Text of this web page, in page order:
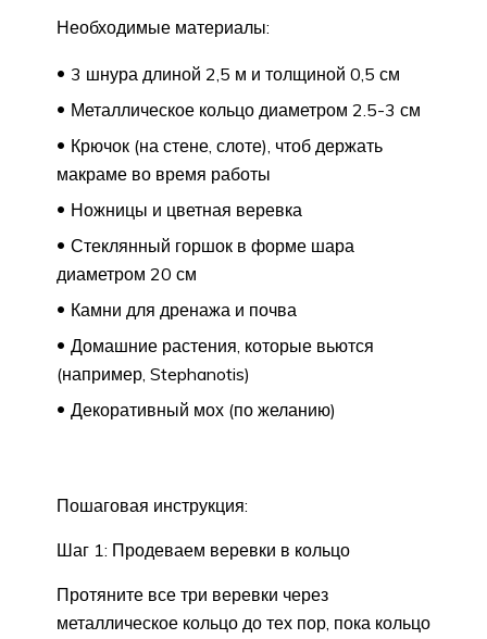
Необходимые материалы:
3 шнура длиной 2,5 м и толщиной 0,5 см
Металлическое кольцо диаметром 2.5-3 см
Крючок (на стене, слоте), чтоб держать
макраме во время работы
Ножницы и цветная веревка
Стеклянный горшок в форме шара
диаметром 20 см
Камни для дренажа и почва
Домашние растения, которые вьются
(например, Stephanotis)
Декоративный мох (по желанию)
Пошаговая инструкция:
Шаг 1: Продеваем веревки в кольцо
Протяните все три веревки через
металлическое кольцо до тех пор, пока кольцо